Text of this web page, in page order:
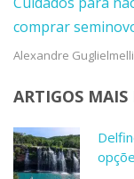
comprar
Alexandre
ARTIGOS MAIS